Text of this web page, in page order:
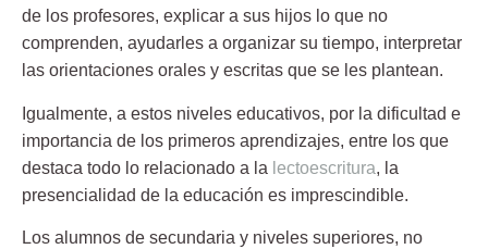
de los profesores, explicar a sus hijos lo que no
comprenden, ayudarles a organizar su tiempo, interpretar
las orientaciones orales y escritas que se les plantean.
Igualmente, a estos niveles educativos, por la dificultad e
importancia de los primeros aprendizajes, entre los que
destaca todo lo relacionado a la lectoescritura, la
presencialidad de la educación es imprescindible.
Los alumnos de secundaria y niveles superiores, no